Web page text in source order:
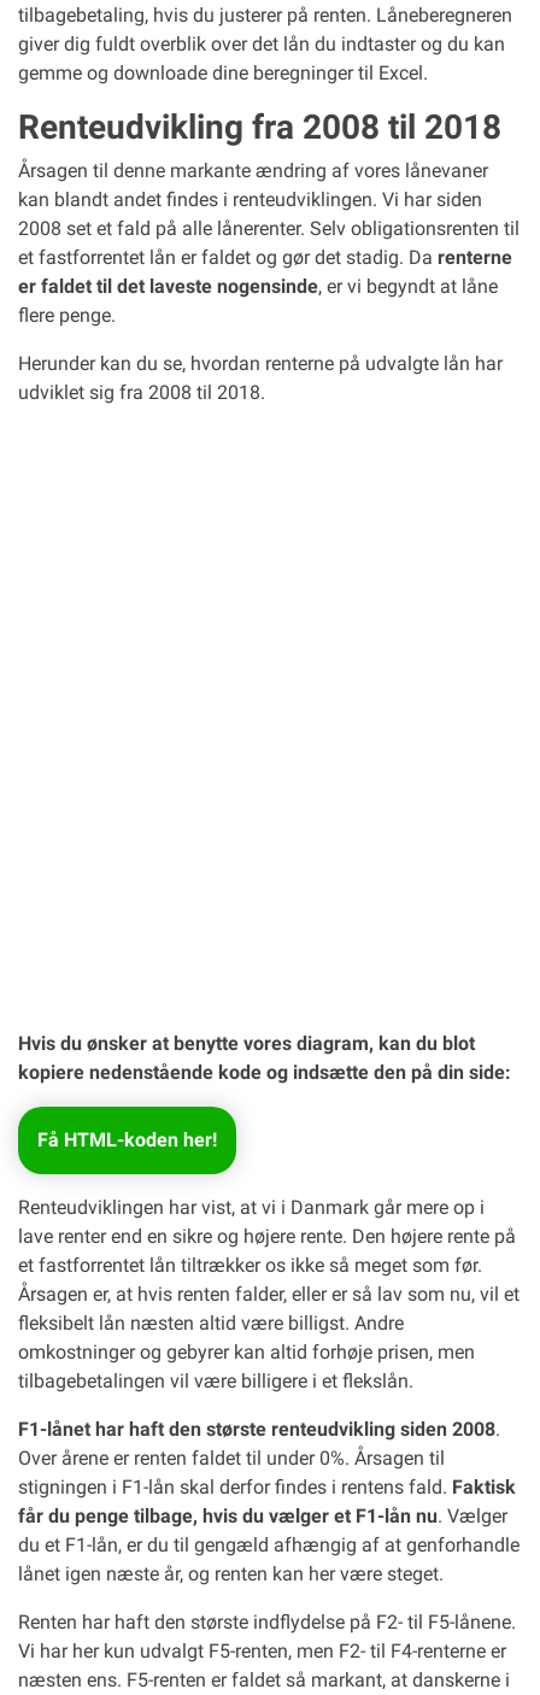
tilbagebetaling, hvis du justerer på renten. Låneberegneren
giver dig fuldt overblik over det lån du indtaster og du kan
gemme og downloade dine beregninger til Excel.
Renteudvikling fra 2008 til 2018
Årsagen til denne markante ændring af vores lånevaner
kan blandt andet findes i renteudviklingen. Vi har siden
2008 set et fald på alle lånerenter. Selv obligationsrenten til
et fastforrentet lån er faldet og gør det stadig. Da renterne
er faldet til det laveste nogensinde, er vi begyndt at låne
flere penge.
Herunder kan du se, hvordan renterne på udvalgte lån har
udviklet sig fra 2008 til 2018.
Hvis du ønsker at benytte vores diagram, kan du blot
kopiere nedenstående kode og indsætte den på din side:
Få HTML-koden her!
Renteudviklingen har vist, at vi i Danmark går mere op i
lave renter end en sikre og højere rente. Den højere rente på
et fastforrentet lån tiltrækker os ikke så meget som før.
Årsagen er, at hvis renten falder, eller er så lav som nu, vil et
fleksibelt lån næsten altid være billigst. Andre
omkostninger og gebyrer kan altid forhøje prisen, men
tilbagebetalingen vil være billigere i et flekslån.
F1-lånet har haft den største renteudvikling siden 2008.
Over årene er renten faldet til under 0%. Årsagen til
stigningen i F1-lån skal derfor findes i rentens fald. Faktisk
får du penge tilbage, hvis du vælger et F1-lån nu. Vælger
du et F1-lån, er du til gengæld afhængig af at genforhandle
lånet igen næste år, og renten kan her være steget.
Renten har haft den største indflydelse på F2- til F5-lånene.
Vi har her kun udvalgt F5-renten, men F2- til F4-renterne er
næsten ens. F5-renten er faldet så markant, at danskerne i